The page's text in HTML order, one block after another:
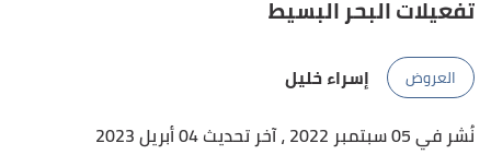
تفعيلات البحر البسيط
العروض
إسراء خليل
نُشر في 05 سبتمبر 2022
، آخر تحديث 04 أبريل 2023